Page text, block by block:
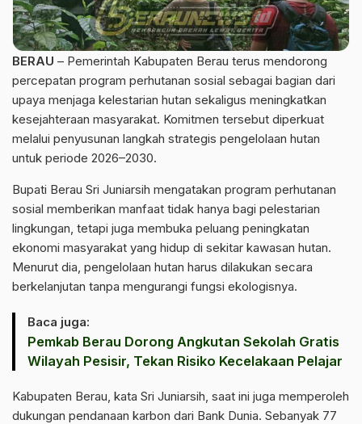
BERAU – Pemerintah Kabupaten Berau terus mendorong
percepatan program perhutanan sosial sebagai bagian dari
upaya menjaga kelestarian hutan sekaligus meningkatkan
kesejahteraan masyarakat. Komitmen tersebut diperkuat
melalui penyusunan langkah strategis pengelolaan hutan
untuk periode 2026–2030.
Bupati Berau Sri Juniarsih mengatakan program perhutanan
sosial memberikan manfaat tidak hanya bagi pelestarian
lingkungan, tetapi juga membuka peluang peningkatan
ekonomi masyarakat yang hidup di sekitar kawasan hutan.
Menurut dia, pengelolaan hutan harus dilakukan secara
berkelanjutan tanpa mengurangi fungsi ekologisnya.
Baca juga:
Pemkab Berau Dorong Angkutan Sekolah Gratis
Wilayah Pesisir, Tekan Risiko Kecelakaan Pelajar
Kabupaten Berau, kata Sri Juniarsih, saat ini juga memperoleh
dukungan pendanaan karbon dari Bank Dunia. Sebanyak 77